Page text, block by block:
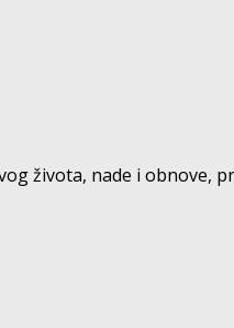
života, nade i obnove,